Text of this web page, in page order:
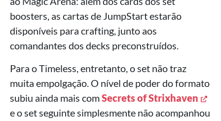
boosters, as cartas de JumpStart estarão
disponíveis para crafting, junto aos
comandantes dos decks preconstruídos.
Para o Timeless, entretanto, o set não traz
muita empolgação. O nível de poder do formato
subiu ainda mais comSecrets of Strixhaven
e o set seguinte simplesmente não acompanhou